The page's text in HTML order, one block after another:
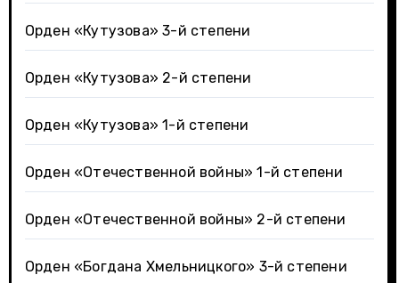
Орден «Кутузова» 3-й степени
Орден «Кутузова» 2-й степени
Орден «Кутузова» 1-й степени
Орден «Отечественной войны» 1-й степени
Орден «Отечественной войны» 2-й степени
Орден «Богдана Хмельницкого» 3-й степени